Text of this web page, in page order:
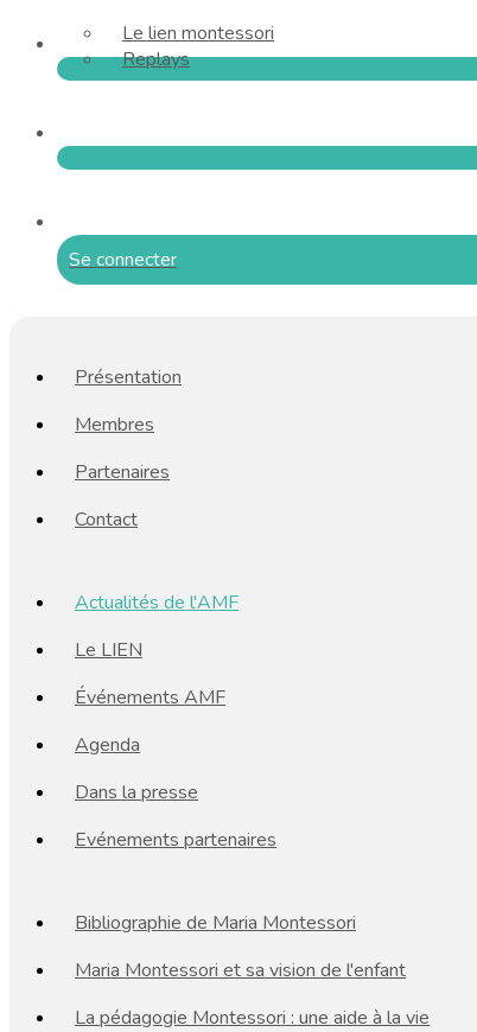
Le lien montessori
Replays
Se connecter
Présentation
Membres
Partenaires
Contact
Actualités de l'AMF
Le LIEN
Événements AMF
Agenda
Dans la presse
Evénements partenaires
Bibliographie de Maria Montessori
Maria Montessori et sa vision de l'enfant
La pédagogie Montessori : une aide à la vie